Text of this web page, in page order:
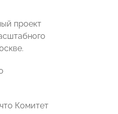
проект
Комитет